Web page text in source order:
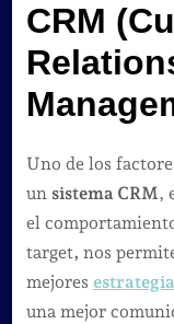
CRM
Uno de los
un sistema CRM,
el
target, nos
mejores
una mejor